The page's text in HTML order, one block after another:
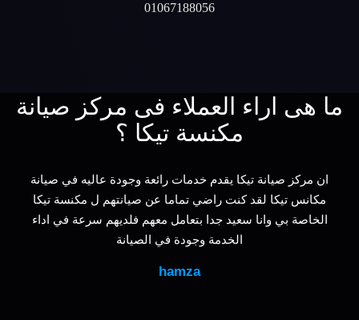
01067188056
ما هى اراء العملاء فى مركز صيانة
مكنسة تيكا ؟
ان مركز صيانة تيكا يقدم خدمات رائعة وجودة عاليه في صيانة
مكانس تيكا لقد كنت راضي تماما عن صيانتهم ل مكنسة تيكا
الخاصة بي وانا سعيد جدا بتعامل معهم فلديهم سرعة في اداء
الخدمة وجودة في الصيانة
hamza